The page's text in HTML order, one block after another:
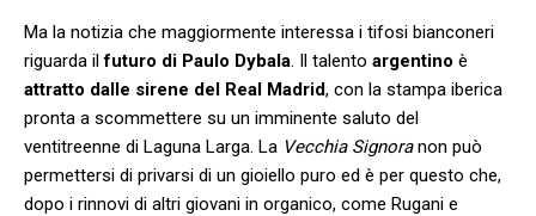
Ma la notizia che maggiormente interessa i tifosi bianconeri
riguarda ilfuturo di Paulo Dybala . Il talento argentino è
attratto dalle sirene del Real Madrid, con la stampa iberica
pronta a scommettere su un imminente saluto del
ventitreenne di Laguna Larga. La Vecchia Signoranon può
permettersi di privarsi di un gioiello puro ed è per questo che,
dopo i rinnovi di altri giovani in organico, come Rugani e